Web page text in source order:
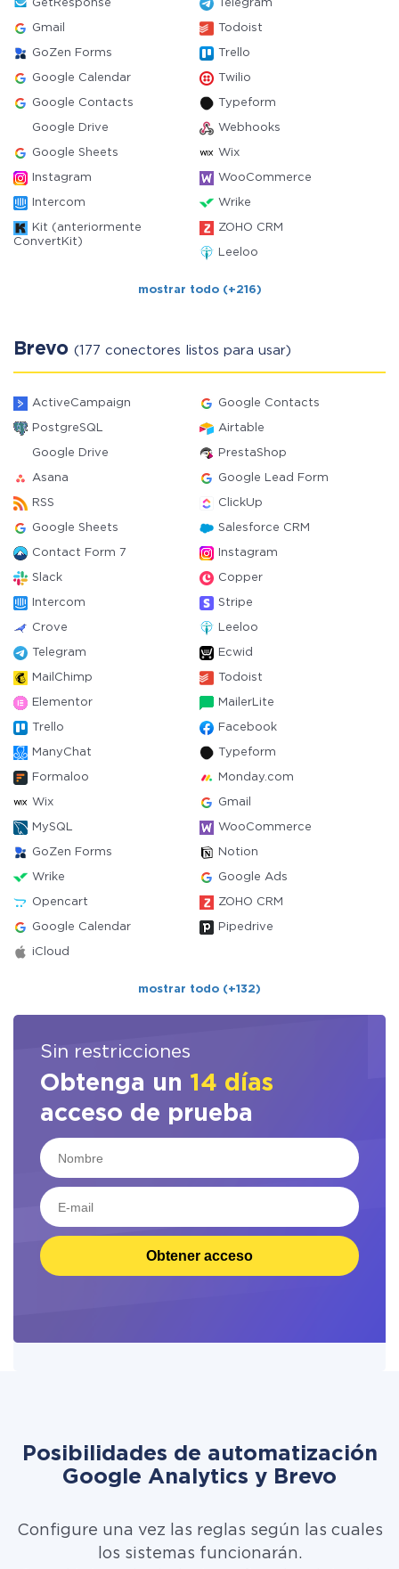
GetResponse Telegram
Gmail Todoist
GoZen Forms Trello
Google Calendar Twilio
Google Contacts Typeform
Google Drive Webhooks
Google Sheets Wix
Instagram WooCommerce
Intercom Wrike
Kit (anteriormente
ConvertKit)
ZOHO CRM
Leeloo
mostrar todo (+216)
Brevo (177 conectores listos para usar)
ActiveCampaign Google Contacts
PostgreSQL Airtable
Google Drive PrestaShop
Asana Google Lead Form
RSS ClickUp
Google Sheets Salesforce CRM
Contact Form 7 Instagram
Slack Copper
Intercom Stripe
Crove Leeloo
Telegram Ecwid
MailChimp Todoist
Elementor MailerLite
Trello Facebook
ManyChat Typeform
Formaloo Monday.com
Wix Gmail
MySQL WooCommerce
GoZen Forms Notion
Wrike Google Ads
Opencart ZOHO CRM
Google Calendar Pipedrive
iCloud
mostrar todo (+132)
Sin restricciones
Obtenga un 14 días
acceso de prueba
Obtener acceso
Posibilidades de automatización
Google Analytics y Brevo
Configure una vez las reglas según las cuales
los sistemas funcionarán.